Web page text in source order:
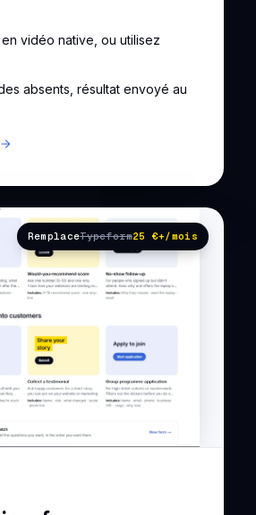
vidéo native, ou utilisez
absents, résultat envoyé au
RemplaceTypeform25 €+/mois